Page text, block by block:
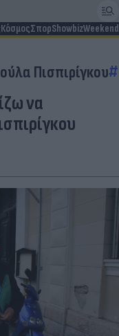
ΚόσμοςΣπορShowbizWeekend
Πισπιρίγκου
να